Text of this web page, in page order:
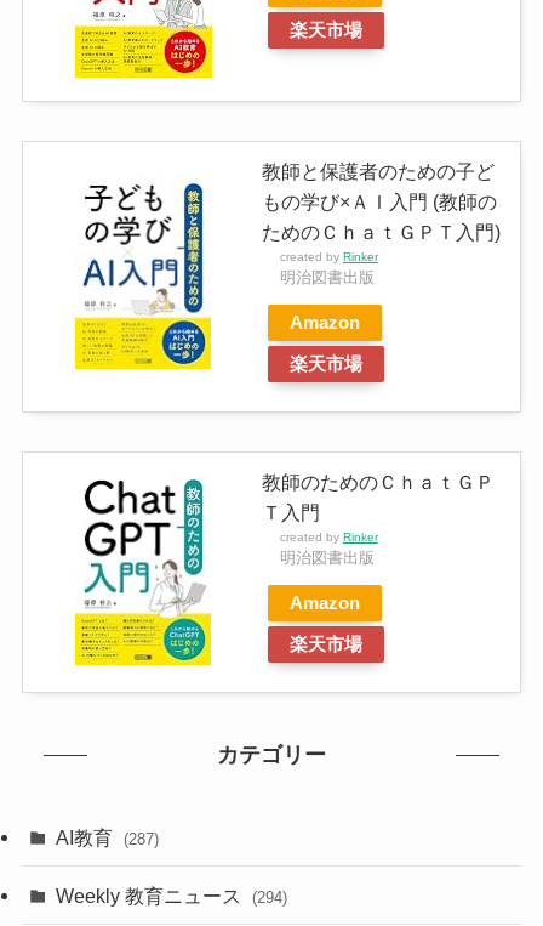
楽天市場
教師と保護者のための子ど
もの学び×ＡＩ入門 (教師の
ためのＣｈａｔＧＰＴ入門)
created by Rinker
明治図書出版
Amazon
楽天市場
教師のためのＣｈａｔＧＰ
Ｔ入門
created by Rinker
明治図書出版
Amazon
楽天市場
カテゴリー
AI教育 (287)
Weekly 教育ニュース (294)